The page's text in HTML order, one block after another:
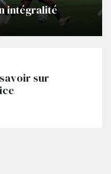
intégralité
sur